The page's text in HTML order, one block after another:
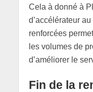
Cela à donné à
d’accélérateur
renforcées
les volumes de
d’améliorer le
Fin de la